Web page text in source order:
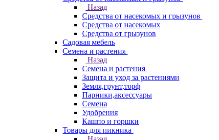
Назад
Средства от насекомых и грызунов
Средства от насекомых
Средства от грызунов
Садовая мебель
Семена и растения
Назад
Семена и растения
Защита и уход за растениями
Земля,грунт,торф
Парники,аксессуары
Семена
Удобрения
Кашпо и горшки
Товары для пикника